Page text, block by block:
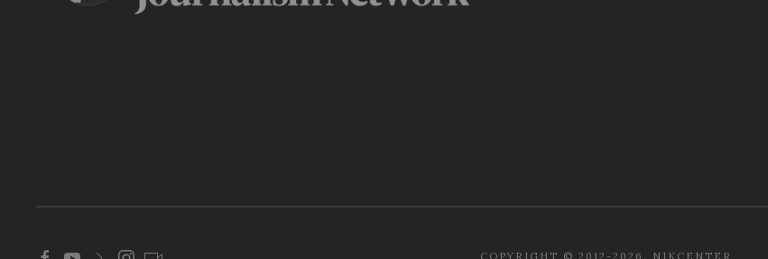
COPYRIGHT © 2012-2026. NIKCENTER